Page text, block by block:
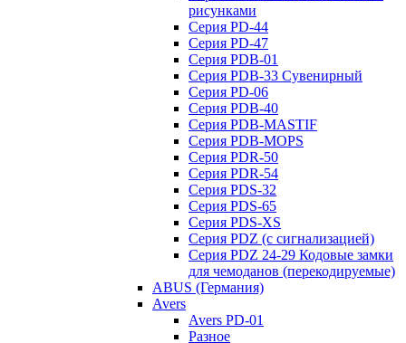
рисунками
Серия PD-44
Серия PD-47
Серия PDB-01
Серия PDB-33 Сувенирный
Серия PD-06
Серия PDB-40
Серия PDB-MASTIF
Серия PDB-MOPS
Серия PDR-50
Серия PDR-54
Серия PDS-32
Серия PDS-65
Серия PDS-XS
Серия PDZ (с сигнализацией)
Серия PDZ 24-29 Кодовые замки
для чемоданов (перекодируемые)
ABUS (Германия)
Avers
Avers PD-01
Разное